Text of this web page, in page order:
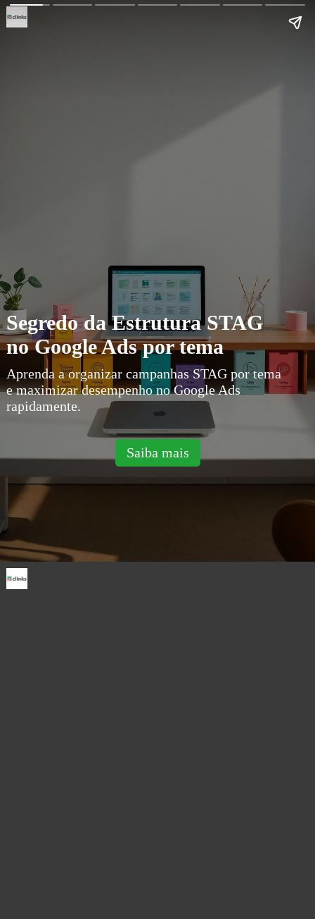
Segredo da Estrutura STAG
no Google Ads por tema
Aprenda a organizar campanhas STAG por tema
e maximizar desempenho no Google Ads
rapidamente.
Saiba mais